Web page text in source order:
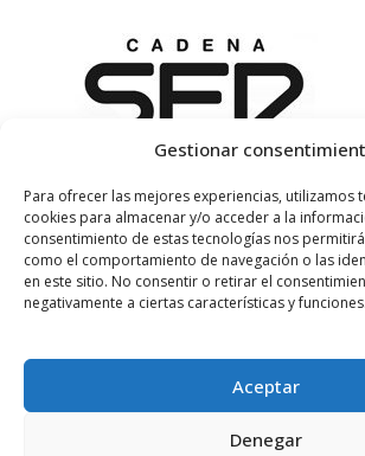
Gestionar
Para ofrecer las mejores experiencias, utilizamos
cookies para almacenar y/o acceder a la
consentimiento de estas tecnologías nos
como el comportamiento de navegación o las
en este sitio. No consentir o retirar el
negativamente a ciertas características y funciones.
Aceptar
Denegar